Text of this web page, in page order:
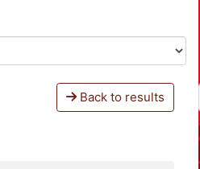
Back to results